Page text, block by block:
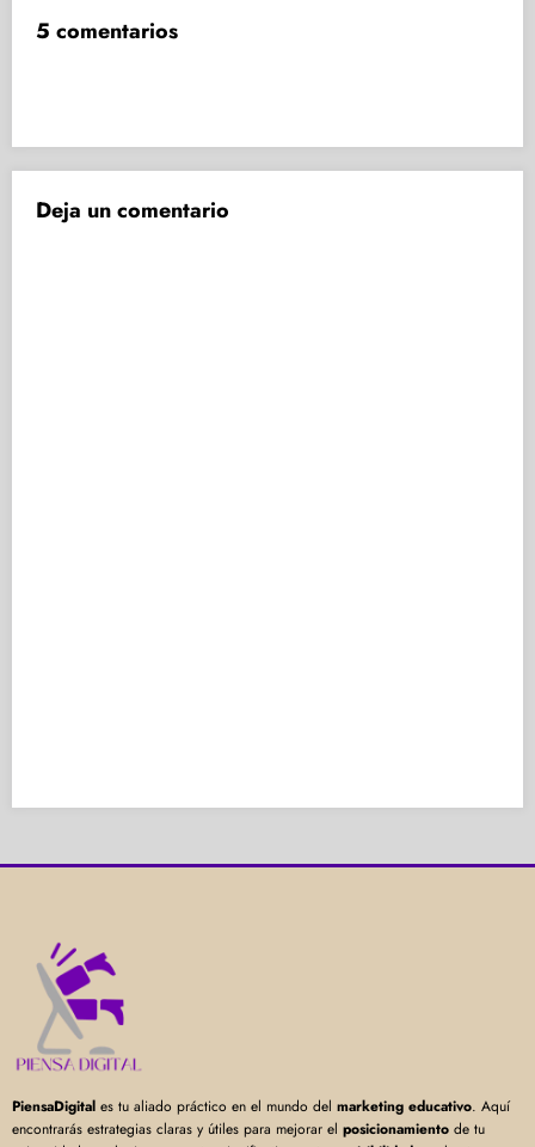
5 comentarios
Deja un comentario
PiensaDigital es tu aliado práctico en el mundo del marketing educativo. Aquí
encontrarás estrategias claras y útiles para mejorar el posicionamiento de tu